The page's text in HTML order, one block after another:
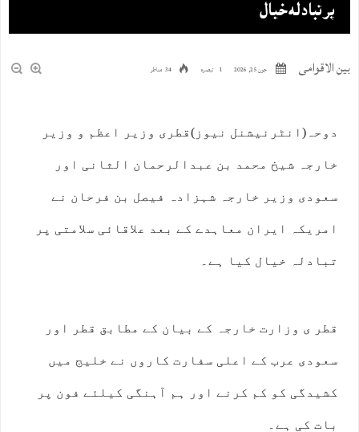
پر تبادلہ خیال
بین الاقوامی جون 25, 2026 1 تبصرہ 34 مناظر
دوحہ(انٹرنیشنل نیوز)قطری وزیر اعظم و وزیر
خارجہ شیخ محمد بن عبدالرحمان الثانی اور
سعودی وزیر خارجہ شہزادہ فیصل بن فرحان نے
امریکہ ایران معاہدے کے بعد علاقائی سلامتی پر
تبادلہ خیال کیا ہے۔
قطر ی وزارت خارجہ کے بیان کے مطابق قطر اور
سعودی عرب کے اعلی سفارت کاروں نے خلیج میں
کشیدگی کو کم کرنے اور ہم آہنگی کیلئے فون پر
بات کی ہے۔